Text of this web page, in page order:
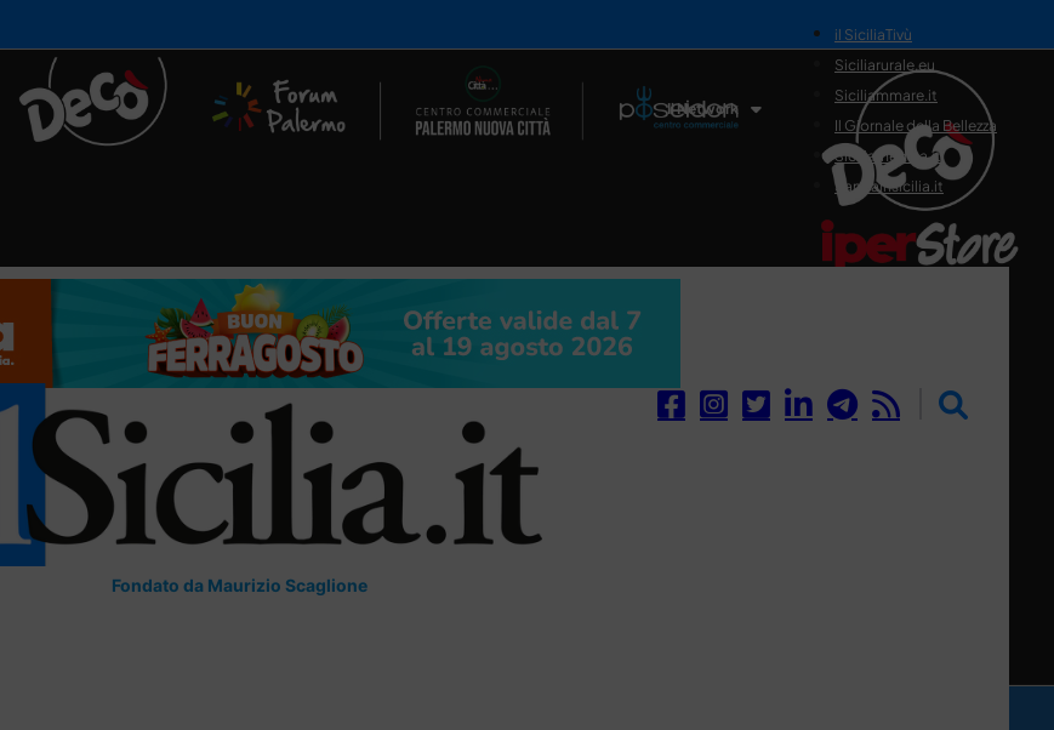
Il Network
il SiciliaTivù
Siciliarurale.eu
Siciliammare.it
Il Giornale della Bellezza
Siciliamedica.it
Sanitainsicilia.it
Fondato da Maurizio Scaglione